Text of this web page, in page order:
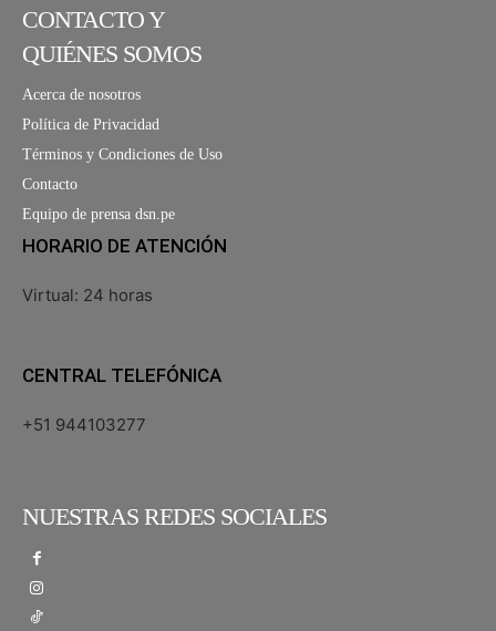
CONTACTO Y
QUIÉNES SOMOS
Acerca de nosotros
Política de Privacidad
Términos y Condiciones de Uso
Contacto
Equipo de prensa dsn.pe
HORARIO DE ATENCIÓN
Virtual: 24 horas
CENTRAL TELEFÓNICA
+51 944103277
NUESTRAS REDES SOCIALES